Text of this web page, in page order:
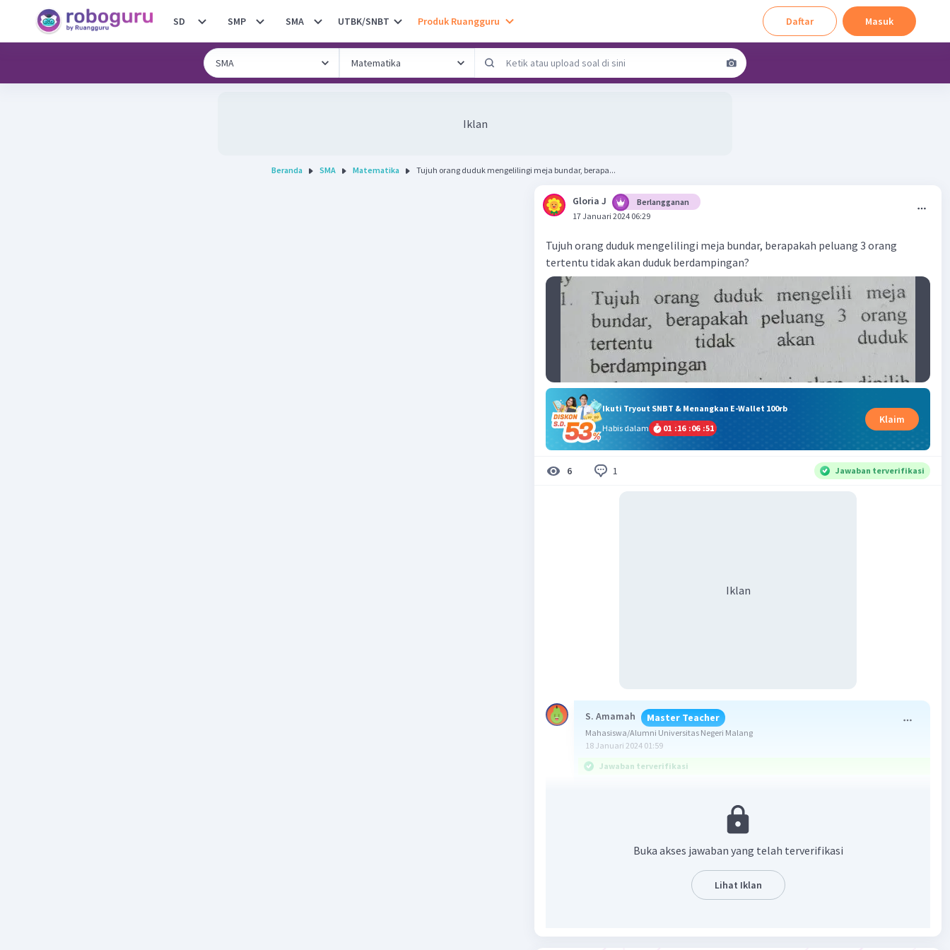
SD SMP SMA UTBK/SNBT Produk Ruangguru Daftar Masuk
Iklan
Beranda SMA Matematika Tujuh orang duduk mengelilingi meja bundar, berapa...
Gloria J
Berlangganan
17 Januari 2024 06:29
Tujuh orang duduk mengelilingi meja bundar, berapakah peluang 3 orang
tertentu tidak akan duduk berdampingan?
Ikuti Tryout SNBT & Menangkan E-Wallet 100rb
Habis dalam
01 :16 :06 :51
Klaim
6 1 Jawaban terverifikasi
Iklan
S. Amamah Master Teacher
Mahasiswa/Alumni Universitas Negeri Malang
18 Januari 2024 01:59
Jawaban terverifikasi
P(A) = n(A) / n(S)Buka akses jawaban yang telah terverifikasi
Lihat Iklan